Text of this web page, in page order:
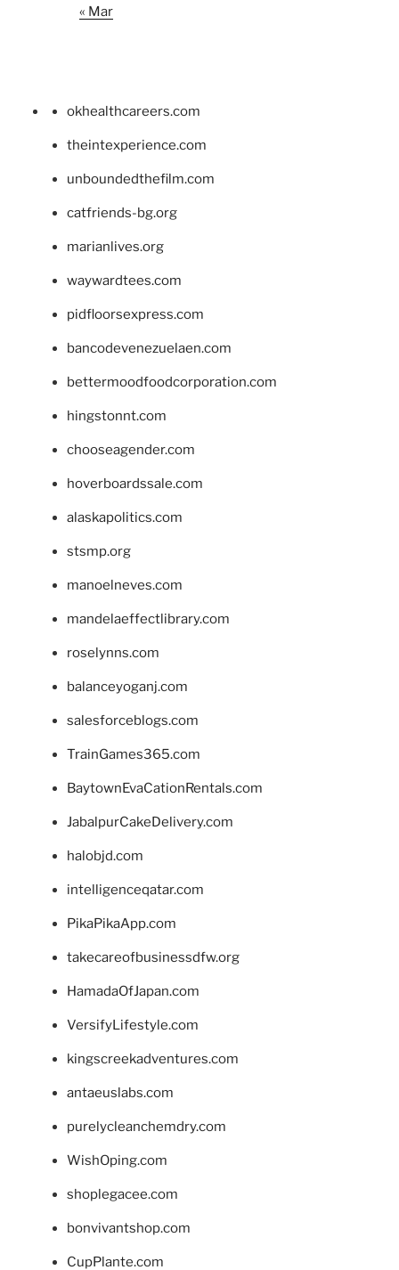
« Mar
okhealthcareers.com
theintexperience.com
unboundedthefilm.com
catfriends-bg.org
marianlives.org
waywardtees.com
pidfloorsexpress.com
bancodevenezuelaen.com
bettermoodfoodcorporation.com
hingstonnt.com
chooseagender.com
hoverboardssale.com
alaskapolitics.com
stsmp.org
manoelneves.com
mandelaeffectlibrary.com
roselynns.com
balanceyoganj.com
salesforceblogs.com
TrainGames365.com
BaytownEvaCationRentals.com
JabalpurCakeDelivery.com
halobjd.com
intelligenceqatar.com
PikaPikaApp.com
takecareofbusinessdfw.org
HamadaOfJapan.com
VersifyLifestyle.com
kingscreekadventures.com
antaeuslabs.com
purelycleanchemdry.com
WishOping.com
shoplegacee.com
bonvivantshop.com
CupPlante.com